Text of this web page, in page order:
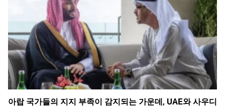
아랍 국가들의 지지 부족이 감지되는 가운데, UAE와 사우디